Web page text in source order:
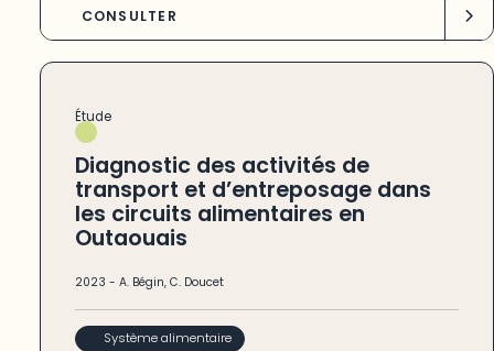
CONSULTER
Étude
Diagnostic des activités de
transport et d’entreposage dans
les circuits alimentaires en
Outaouais
2023 - A. Bégin, C. Doucet
Système alimentaire